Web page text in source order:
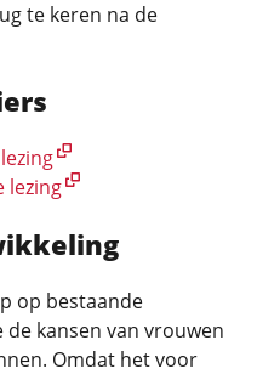
te keren na de
lezing
op bestaande
kansen van vrouwen
Omdat het voor